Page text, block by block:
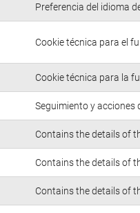
Preferencia del idioma
Cookie técnica para el
Cookie técnica para la
Seguimiento y acciones
Contains the details of
Contains the details of
Contains the details of